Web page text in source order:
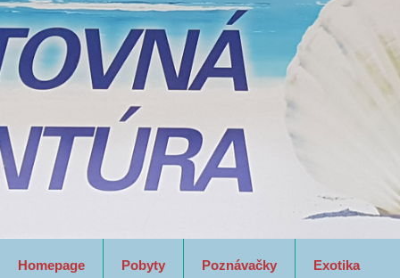
Homepage Pobyty Poznávačky Exotika